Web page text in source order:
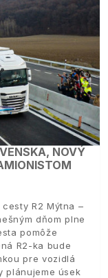
NOVÝ
R2 Mýtna –
dňom plne
pomôže
R2-ka bude
pre vozidlá
plánujeme úsek